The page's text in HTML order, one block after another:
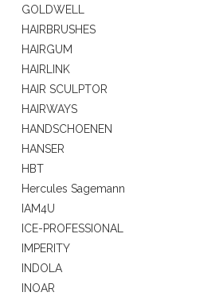
GOLDWELL
HAIRBRUSHES
HAIRGUM
HAIRLINK
HAIR SCULPTOR
HAIRWAYS
HANDSCHOENEN
HANSER
HBT
Hercules Sagemann
IAM4U
ICE-PROFESSIONAL
IMPERITY
INDOLA
INOAR